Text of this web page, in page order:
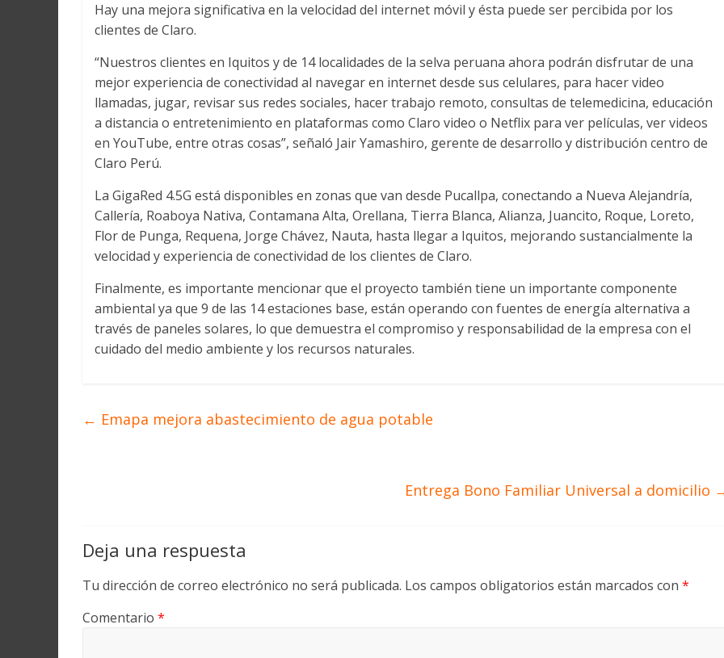
Hay una mejora significativa en la velocidad del internet móvil y ésta puede ser percibida por los
clientes de Claro.
“Nuestros clientes en Iquitos y de 14 localidades de la selva peruana ahora podrán disfrutar de una
mejor experiencia de conectividad al navegar en internet desde sus celulares, para hacer video
llamadas, jugar, revisar sus redes sociales, hacer trabajo remoto, consultas de telemedicina, educación
a distancia o entretenimiento en plataformas como Claro video o Netflix para ver películas, ver videos
en YouTube, entre otras cosas”, señaló Jair Yamashiro, gerente de desarrollo y distribución centro de
Claro Perú.
La GigaRed 4.5G está disponibles en zonas que van desde Pucallpa, conectando a Nueva Alejandría,
Callería, Roaboya Nativa, Contamana Alta, Orellana, Tierra Blanca, Alianza, Juancito, Roque, Loreto,
Flor de Punga, Requena, Jorge Chávez, Nauta, hasta llegar a Iquitos, mejorando sustancialmente la
velocidad y experiencia de conectividad de los clientes de Claro.
Finalmente, es importante mencionar que el proyecto también tiene un importante componente
ambiental ya que 9 de las 14 estaciones base, están operando con fuentes de energía alternativa a
través de paneles solares, lo que demuestra el compromiso y responsabilidad de la empresa con el
cuidado del medio ambiente y los recursos naturales.
← Emapa mejora abastecimiento de agua potable
Entrega Bono Familiar Universal a domicilio
Deja una respuesta
Tu dirección de correo electrónico no será publicada. Los campos obligatorios están marcados con *
Comentario *